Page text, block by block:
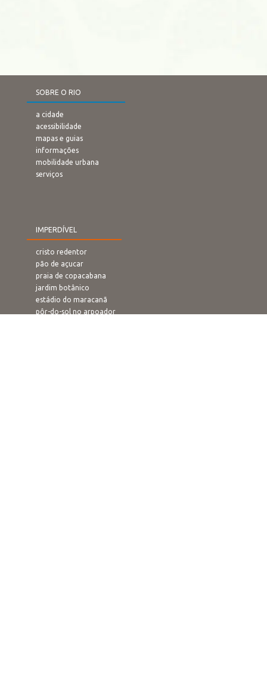
SOBRE O RIO
a cidade
acessibilidade
mapas e guias
informações
mobilidade urbana
serviços
IMPERDÍVEL
cristo redentor
pão de açucar
praia de copacabana
jardim botânico
estádio do maracanã
pôr-do-sol no arpoador